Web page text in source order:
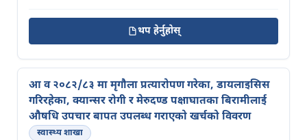
थप हेर्नुहोस्
आ व २०८२/८३ मा मृगौला प्रत्यारोपण गरेका, डायलाइसिस
गरिरहेका, क्यान्सर रोगी र मेरुदण्ड पक्षाघातका बिरामीलाई
औषधि उपचार बापत उपलब्ध गराएको खर्चको विवरण
स्वास्थ्य शाखा